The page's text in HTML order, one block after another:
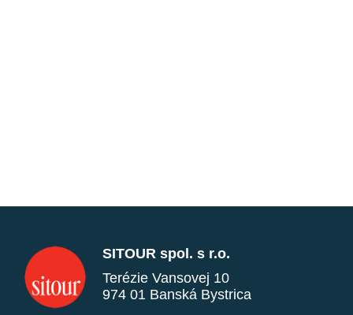
SITOUR spol. s r.o.
Terézie Vansovej 10
974 01 Banská Bystrica